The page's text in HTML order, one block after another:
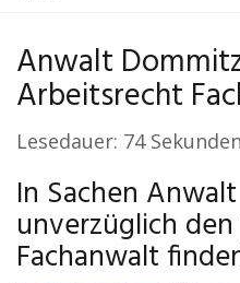
Anwalt
Arbeitsrecht
Lesedauer: 74 Sekunden
In Sachen
unverzüglich
Fachanwalt